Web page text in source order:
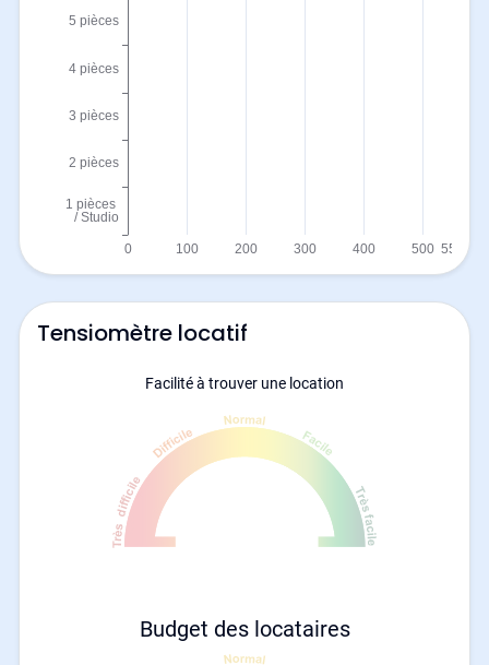
Tensiomètre locatif
Facilité à trouver une location
Budget des locataires